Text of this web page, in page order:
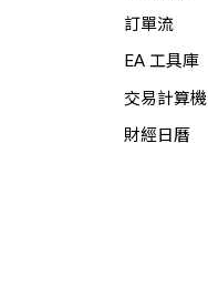
訂單流
EA 工具庫
交易計算機
財經日曆